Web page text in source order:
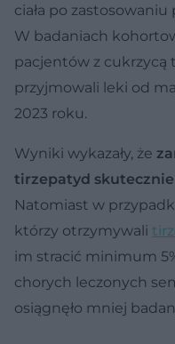
ciała po
W badaniach
pacjentów z cukrzycą
przyjmowali leki od
2023 roku.
Wyniki wykazały, że
tirzepatyd skutecznie
Natomiast w
którzy otrzymywali
im stracić minimum
chorych leczonych
osiągnęło mniej